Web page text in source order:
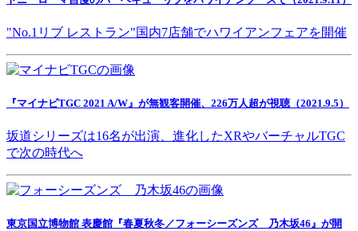
"No.1リブ レストラン"国内7店舗でハワイアンフェアを開催
『マイナビTGC 2021 A/W』が無観客開催、226万人超が視聴（2021.9.5）
坂道シリーズは16名が出演、進化したXRやバーチャルTGC
で次の時代へ
東京国立博物館 表慶館『春夏秋冬／フォーシーズンズ 乃木坂46』が開